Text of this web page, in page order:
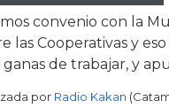
convenio con la
Cooperativas y
de trabajar, y
por Radio Kakan